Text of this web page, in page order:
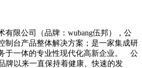
有限公司（品牌：wubang伍邦），公
制台产品整体解决方案；是一家集成研
于一体的专业性现代化高新企业。 公
牌以来一直保持着健康、快速的发